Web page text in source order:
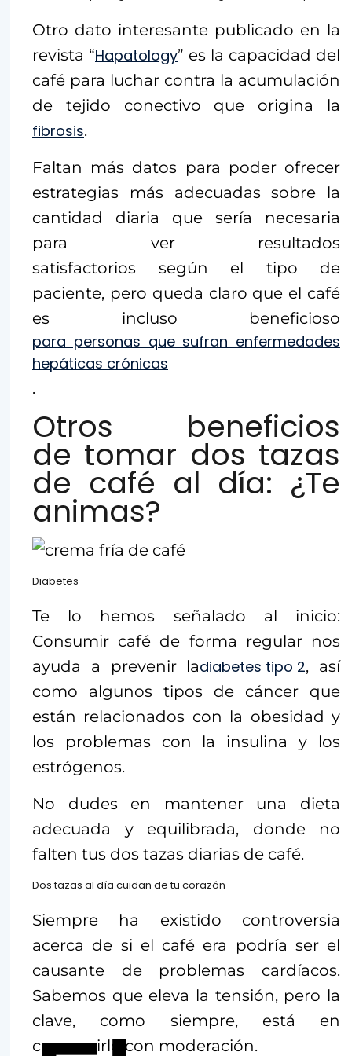
Otro dato interesante publicado en la
revista “Hapatology” es la capacidad del
café para luchar contra la acumulación
de tejido conectivo que origina la
fibrosis.
Faltan más datos para poder ofrecer
estrategias más adecuadas sobre la
cantidad diaria que sería necesaria
para ver resultados
satisfactorios según el tipo de
paciente, pero queda claro que el café
es incluso beneficioso
para personas que sufran enfermedades
hepáticas crónicas
.
Otros beneficios
de tomar dos tazas
de café al día: ¿Te
animas?
Diabetes
Te lo hemos señalado al inicio:
Consumir café de forma regular nos
ayuda a prevenir ladiabetes tipo 2, así
como algunos tipos de cáncer que
están relacionados con la obesidad y
los problemas con la insulina y los
estrógenos.
No dudes en mantener una dieta
adecuada y equilibrada, donde no
falten tus dos tazas diarias de café.
Dos tazas al día cuidan de tu corazón
Siempre ha existido controversia
acerca de si el café era podría ser el
causante de problemas cardíacos.
Sabemos que eleva la tensión, pero la
clave, como siempre, está en
consumirlo con moderación.